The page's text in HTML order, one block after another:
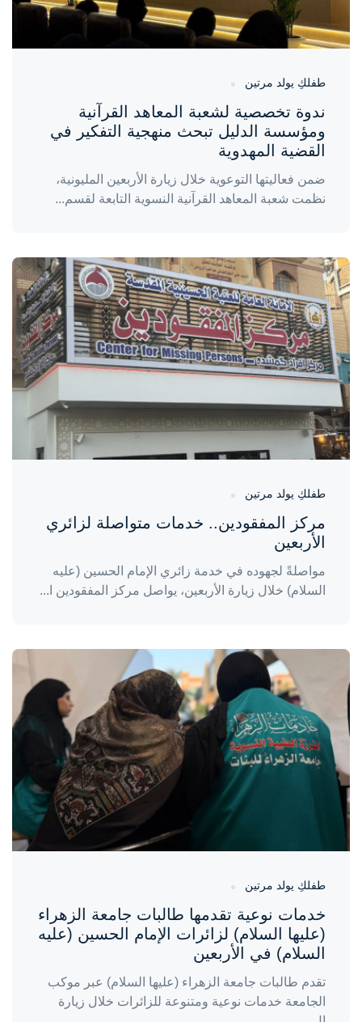
طفلكِ يولد مرتين
ندوة تخصصية لشعبة المعاهد القرآنية
ومؤسسة الدليل تبحث منهجية التفكير في
القضية المهدوية
ضمن فعاليتها التوعوية خلال زيارة الأربعين المليونية،
نظمت شعبة المعاهد القرآنية النسوية التابعة لقسم...
واحة المرأة
منذ يومين
طفلكِ يولد مرتين
مركز المفقودين.. خدمات متواصلة لزائري
الأربعين
مواصلةً لجهوده في خدمة زائري الإمام الحسين (عليه
السلام) خلال زيارة الأربعين، يواصل مركز المفقودين ا...
واحة المرأة
منذ يومين
طفلكِ يولد مرتين
خدمات نوعية تقدمها طالبات جامعة الزهراء
(عليها السلام) لزائرات الإمام الحسين (عليه
السلام) في الأربعين
تقدم طالبات جامعة الزهراء (عليها السلام) عبر موكب
الجامعة خدمات نوعية ومتنوعة للزائرات خلال زيارة